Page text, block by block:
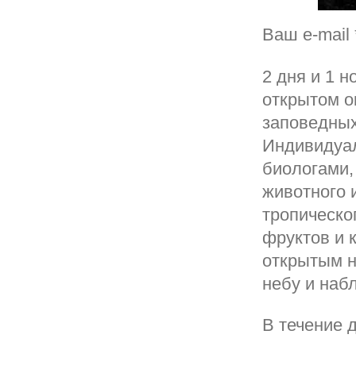
Ваш e-mail
2 дня и 1
открытом
животного
фруктов и
открытым
небу и
В течение